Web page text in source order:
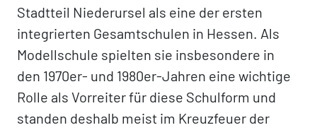
Stadtteil Niederursel als eine der ersten
integrierten Gesamtschulen in Hessen. Als
Modellschule spielten sie insbesondere in
den 1970er- und 1980er-Jahren eine wichtige
Rolle als Vorreiter für diese Schulform und
standen deshalb meist im Kreuzfeuer der